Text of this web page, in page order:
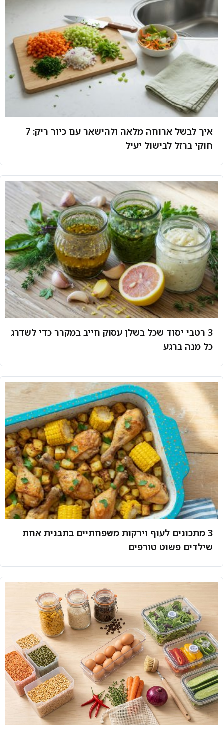
איך לבשל ארוחה מלאה ולהישאר עם כיור ריק: 7
חוקי ברזל לבישול יעיל
3 רטבי יסוד שכל בשלן עסוק חייב במקרר כדי לשדרג
כל מנה ברגע
3 מתכונים לעוף וירקות משפחתיים בתבנית אחת
שילדים פשוט טורפים